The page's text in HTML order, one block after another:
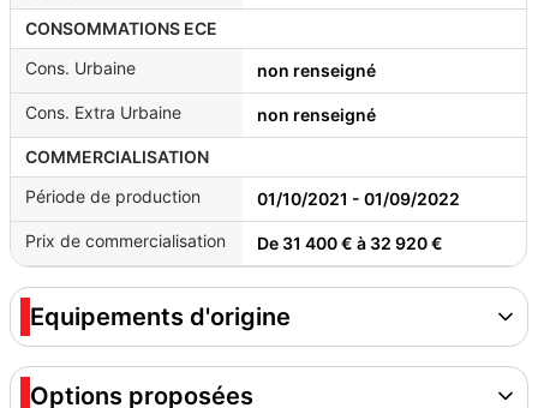
CONSOMMATIONS ECE
Cons. Urbaine
non renseigné
Cons. Extra Urbaine non renseigné
COMMERCIALISATION
Période de production
01/10/2021 - 01/09/2022
Prix de commercialisation De 31 400 € à 32 920 €
Equipements d'origine
Options proposées